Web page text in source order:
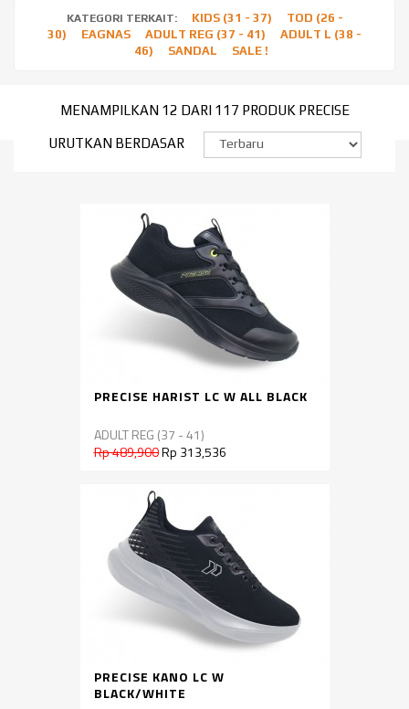
KATEGORI TERKAIT: KIDS (31 - 37)
TOD (26 -
30)
EAGNAS ADULT REG (37 - 41)
ADULT L (38 -
46)
SANDAL SALE !
MENAMPILKAN 12 DARI 117 PRODUK PRECISE
URUTKAN BERDASAR
PRECISE HARIST LC W ALL BLACK
ADULT REG (37 - 41)
Rp 489,900Rp 313,536
PRECISE KANO LC W
BLACK/WHITE